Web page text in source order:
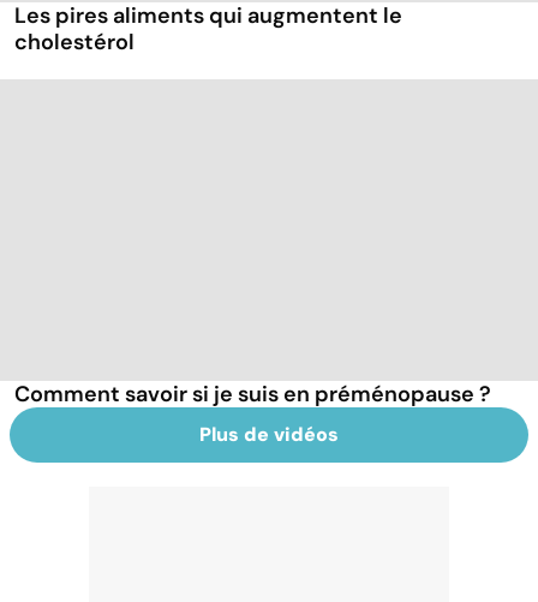
Les pires aliments qui augmentent le
cholestérol
Comment savoir si je suis en préménopause ?
Plus de vidéos